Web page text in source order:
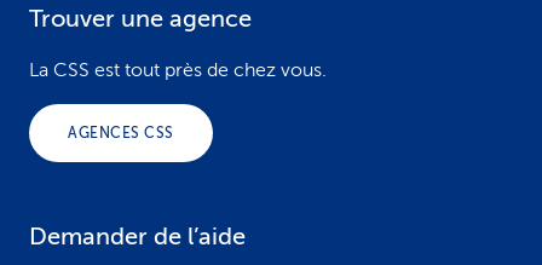
Trouver une agence
La CSS est tout près de chez vous.
AGENCES CSS
Demander de l’aide